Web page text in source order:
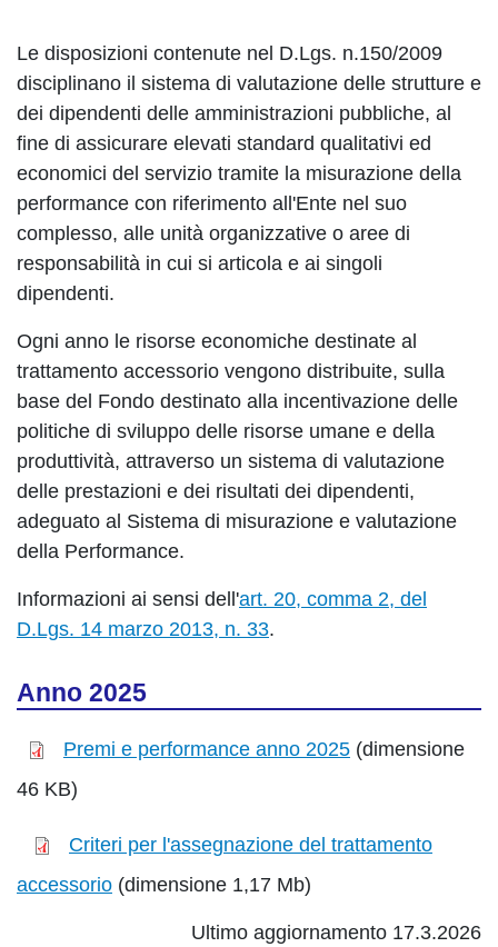
Le disposizioni contenute nel D.Lgs. n.150/2009
disciplinano il sistema di valutazione delle strutture e
dei dipendenti delle amministrazioni pubbliche, al
fine di assicurare elevati standard qualitativi ed
economici del servizio tramite la misurazione della
performance con riferimento all'Ente nel suo
complesso, alle unità organizzative o aree di
responsabilità in cui si articola e ai singoli
dipendenti.
Ogni anno le risorse economiche destinate al
trattamento accessorio vengono distribuite, sulla
base del Fondo destinato alla incentivazione delle
politiche di sviluppo delle risorse umane e della
produttività, attraverso un sistema di valutazione
delle prestazioni e dei risultati dei dipendenti,
adeguato al Sistema di misurazione e valutazione
della Performance.
Informazioni ai sensi dell'art. 20, comma 2, del
D.Lgs. 14 marzo 2013, n. 33.
Anno 2025
Premi e performance anno 2025 (dimensione
46 KB)
Criteri per l'assegnazione del trattamento
accessorio (dimensione 1,17 Mb)
Ultimo aggiornamento 17.3.2026